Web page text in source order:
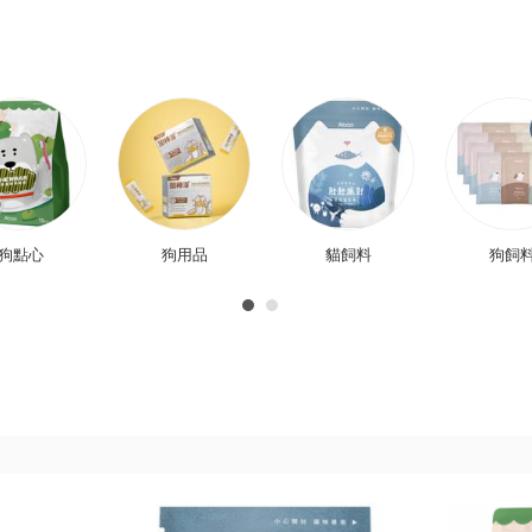
點心 狗用品 貓飼料 狗飼